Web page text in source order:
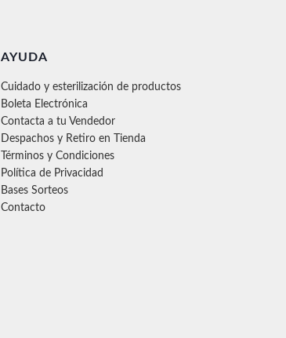
AYUDA
Cuidado y esterilización de productos
Boleta Electrónica
Contacta a tu Vendedor
Despachos y Retiro en Tienda
Términos y Condiciones
Política de Privacidad
Bases Sorteos
Contacto